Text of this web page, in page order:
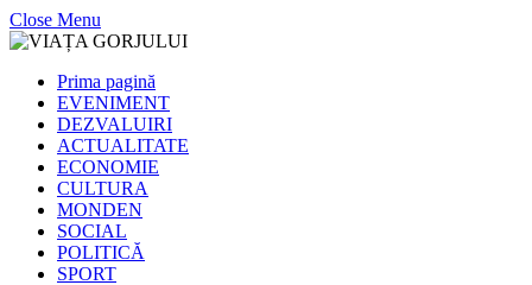
Close Menu
Prima pagină
EVENIMENT
DEZVALUIRI
ACTUALITATE
ECONOMIE
CULTURA
MONDEN
SOCIAL
POLITICĂ
SPORT